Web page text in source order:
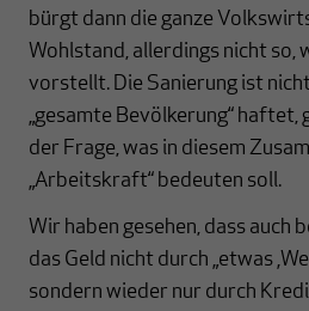
bürgt dann die ganze
Wohlstand, allerdings nicht so,
vorstellt. Die Sanierung ist
„gesamte Bevölkerung“ haftet,
der Frage, was in diesem
„Arbeitskraft“ bedeuten soll.
Wir haben gesehen, dass auch
das Geld nicht durch „etwas
sondern wieder nur durch